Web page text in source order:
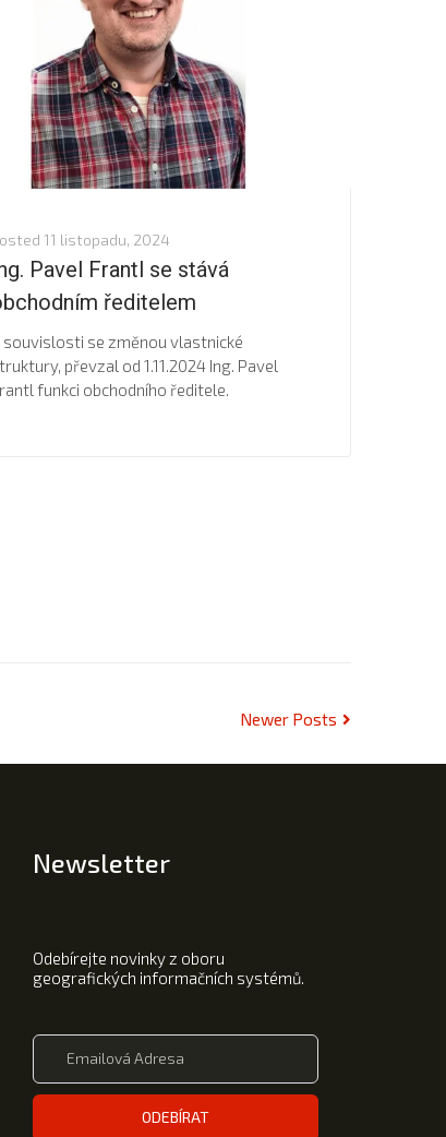
11 listopadu, 2024
Pavel Frantl se stává
ředitelem
souvislosti se změnou vlastnické
převzal od 1.11.2024 Ing. Pavel
funkci obchodního ředitele.
Newer Posts
Newsletter
Odebírejte novinky z oboru
geografických informačních systémů.
ODEBÍRAT